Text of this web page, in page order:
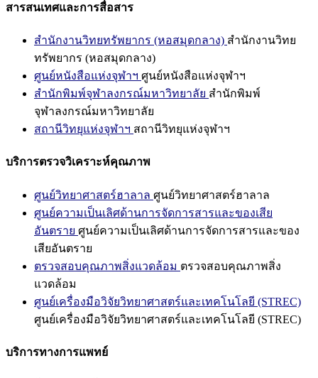
สารสนเทศและการสื่อสาร
สำนักงานวิทยทรัพยากร (หอสมุดกลาง) สำนักงานวิทย
ทรัพยากร (หอสมุดกลาง)
ศูนย์หนังสือแห่งจุฬาฯ ศูนย์หนังสือแห่งจุฬาฯ
สำนักพิมพ์จุฬาลงกรณ์มหาวิทยาลัย สำนักพิมพ์
จุฬาลงกรณ์มหาวิทยาลัย
สถานีวิทยุแห่งจุฬาฯ สถานีวิทยุแห่งจุฬาฯ
บริการตรวจวิเคราะห์คุณภาพ
ศูนย์วิทยาศาสตร์ฮาลาล ศูนย์วิทยาศาสตร์ฮาลาล
ศูนย์ความเป็นเลิศด้านการจัดการสารและของเสีย
อันตราย ศูนย์ความเป็นเลิศด้านการจัดการสารและของ
เสียอันตราย
ตรวจสอบคุณภาพสิ่งแวดล้อม ตรวจสอบคุณภาพสิ่ง
แวดล้อม
ศูนย์เครื่องมือวิจัยวิทยาศาสตร์และเทคโนโลยี (STREC)
ศูนย์เครื่องมือวิจัยวิทยาศาสตร์และเทคโนโลยี (STREC)
บริการทางการแพทย์